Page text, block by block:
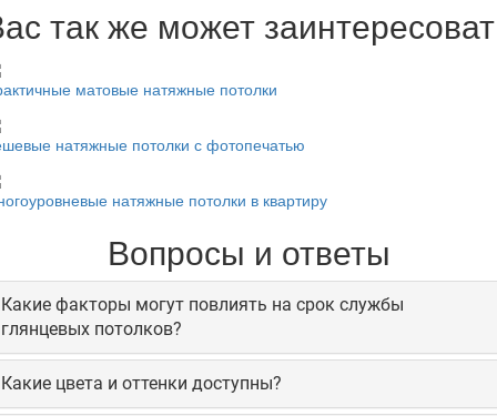
так же может
матовые натяжные потолки
натяжные потолки с фотопечатью
натяжные потолки в квартиру
Вопросы и ответы
Какие факторы могут повлиять на срок службы
глянцевых потолков?
Какие цвета и оттенки доступны?